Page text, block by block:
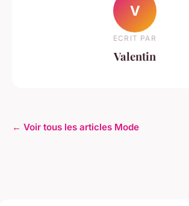
V
ECRIT PAR
Valentin
← Voir tous les articles Mode